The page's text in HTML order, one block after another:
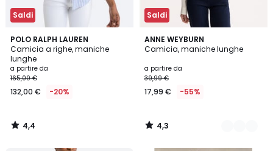
Saldi
POLO RALPH LAUREN
Camicia a righe, maniche
lunghe
a partire da
165,00 €
132,00 € -20%
4,4
/ 5
4,4
/
Saldi
ANNE WEYBURN
Camicia, maniche lunghe
a partire da
39,99 €
17,99 € -55%
4,3
/ 5
2
Colori
4,3
/